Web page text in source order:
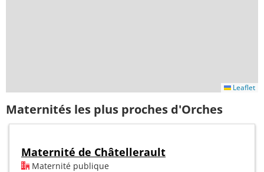
Leaflet
Maternités les plus proches d'Orches
Maternité de Châtellerault
Maternité publique